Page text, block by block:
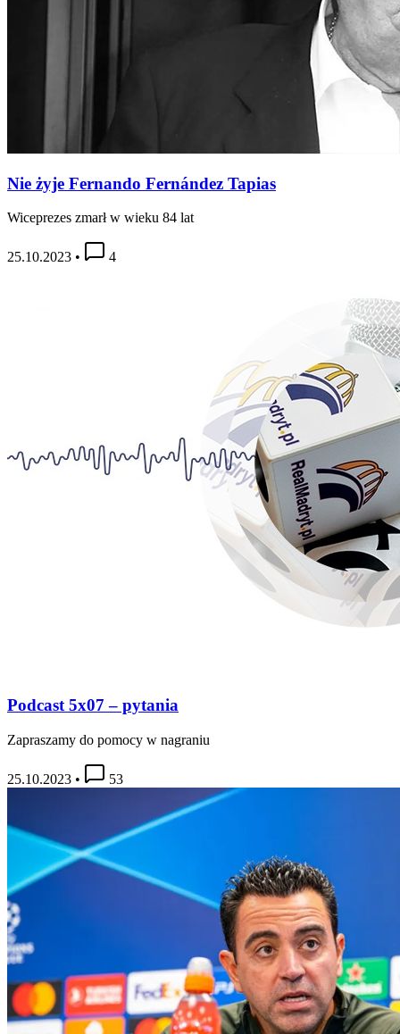
Nie żyje Fernando Fernández Tapias
Wiceprezes zmarł w wieku 84 lat
25.10.2023 • 4
Podcast 5x07 – pytania
Zapraszamy do pomocy w nagraniu
25.10.2023 • 53